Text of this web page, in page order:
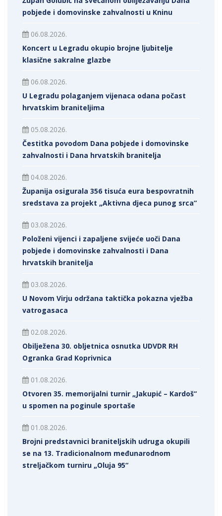
pobjede i domovinske zahvalnosti u Kninu
06.08.2026.
Koncert u Legradu okupio brojne ljubitelje
klasične sakralne glazbe
06.08.2026.
U Legradu polaganjem vijenaca odana počast
hrvatskim braniteljima
05.08.2026.
Čestitka povodom Dana pobjede i domovinske
zahvalnosti i Dana hrvatskih branitelja
04.08.2026.
Županija osigurala 356 tisuća eura bespovratnih
sredstava za projekt „Aktivna djeca punog srca“
03.08.2026.
Položeni vijenci i zapaljene svijeće uoči Dana
pobjede i domovinske zahvalnosti i Dana
hrvatskih branitelja
03.08.2026.
U Novom Virju održana taktička pokazna vježba
vatrogasaca
02.08.2026.
Obilježena 30. obljetnica osnutka UDVDR RH
Ogranka Grad Koprivnica
01.08.2026.
Otvoren 35. memorijalni turnir „Jakupić – Kardoš“
u spomen na poginule sportaše
01.08.2026.
Brojni predstavnici braniteljskih udruga okupili
se na 13. Tradicionalnom međunarodnom
streljačkom turniru „Oluja 95“